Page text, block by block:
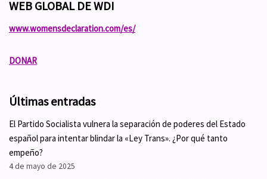
WEB GLOBAL DE WDI
www.womensdeclaration.com/es/
DONAR
Últimas entradas
El Partido Socialista vulnera la separación de poderes del Estado
español para intentar blindar la «Ley Trans». ¿Por qué tanto
empeño?
4 de mayo de 2025